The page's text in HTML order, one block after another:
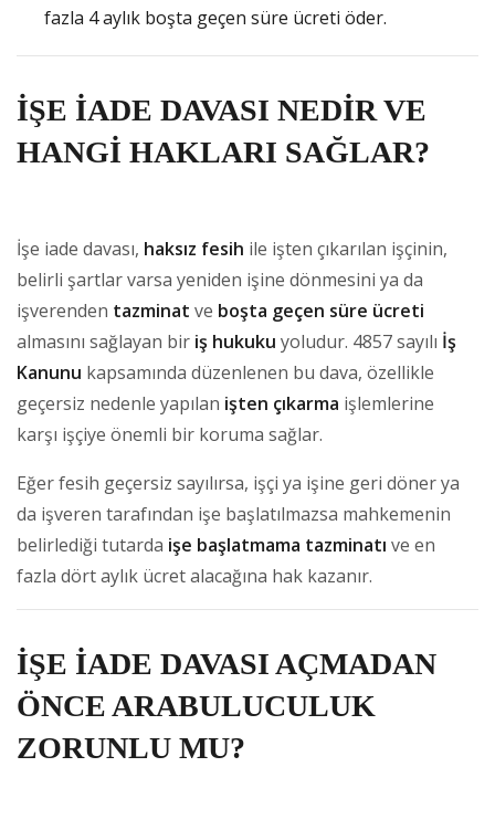
fazla 4 aylık boşta geçen süre ücreti öder.
İŞE İADE DAVASI NEDİR VE
HANGİ HAKLARI SAĞLAR?
İşe iade davası, haksız fesih ile işten çıkarılan işçinin,
belirli şartlar varsa yeniden işine dönmesini ya da
işverenden tazminat ve boşta geçen süre ücreti
almasını sağlayan bir iş hukuku yoludur. 4857 sayılı İş
Kanunu kapsamında düzenlenen bu dava, özellikle
geçersiz nedenle yapılan işten çıkarma işlemlerine
karşı işçiye önemli bir koruma sağlar.
Eğer fesih geçersiz sayılırsa, işçi ya işine geri döner ya
da işveren tarafından işe başlatılmazsa mahkemenin
belirlediği tutarda işe başlatmama tazminatı ve en
fazla dört aylık ücret alacağına hak kazanır.
İŞE İADE DAVASI AÇMADAN
ÖNCE ARABULUCULUK
ZORUNLU MU?